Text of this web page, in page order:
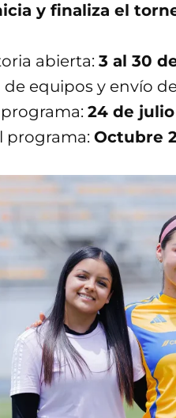
y finaliza el
abierta: 3 al 30
de equipos y envío
24 de
programa: Octubre